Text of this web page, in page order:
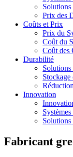
Solutions
Prix des
Coûts et Prix
Prix du
Coût du
Coût des
Durabilité
Innovation
Solutions
Fabricant